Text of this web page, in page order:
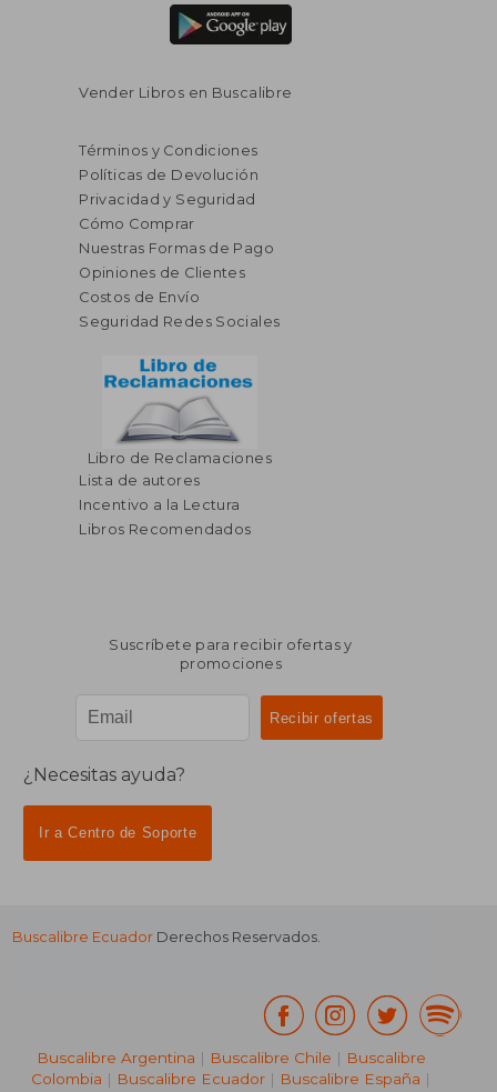
Vender Libros en Buscalibre
Términos y Condiciones
Políticas de Devolución
Privacidad y Seguridad
Cómo Comprar
Nuestras Formas de Pago
Opiniones de Clientes
Costos de Envío
Seguridad Redes Sociales
Libro de Reclamaciones
Lista de autores
Incentivo a la Lectura
Libros Recomendados
Suscríbete para recibir ofertas y
promociones
¿Necesitas ayuda?
Ir a Centro de Soporte
Buscalibre Ecuador Derechos Reservados.
Buscalibre Argentina | Buscalibre Chile | Buscalibre
Colombia | Buscalibre Ecuador | Buscalibre España |